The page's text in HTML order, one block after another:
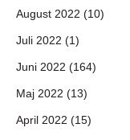
August 2022 (10)
Juli 2022 (1)
Juni 2022 (164)
Maj 2022 (13)
April 2022 (15)